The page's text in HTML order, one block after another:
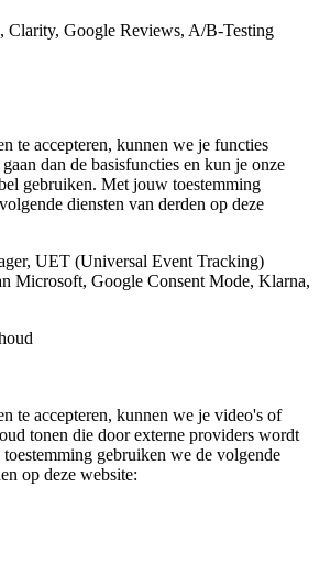
Clarity, Google Reviews, A/B-Testing
te accepteren, kunnen we je functies
dan de basisfuncties en kun je onze
gebruiken. Met jouw toestemming
diensten van derden op deze
UET (Universal Event Tracking)
Microsoft, Google Consent Mode, Klarna,
te accepteren, kunnen we je video's of
tonen die door externe providers wordt
gebruiken we de volgende
op deze website: